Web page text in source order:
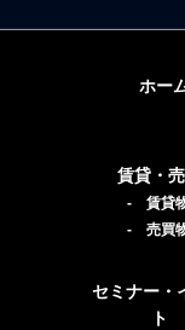
ホー
賃貸・
- 賃貸
- 売買
セミナー・
ト